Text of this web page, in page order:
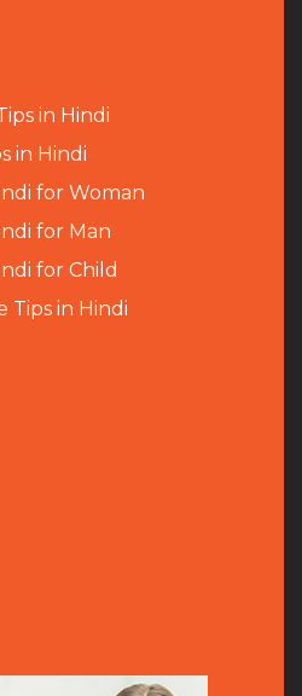
in Hindi
in Hindi
for Woman
for Man
for Child
Tips in Hindi